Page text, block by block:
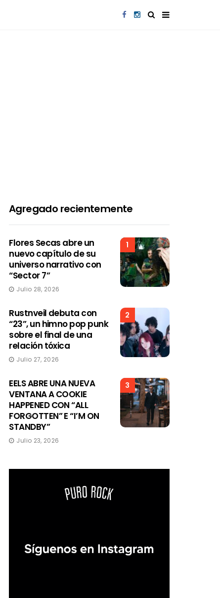
Agregado recientemente
1
Flores Secas abre un
nuevo capítulo de su
universo narrativo con
“Sector 7”
Julio 28, 2026
2
Rustnveil debuta con
“23”, un himno pop punk
sobre el final de una
relación tóxica
Julio 27, 2026
3
EELS ABRE UNA NUEVA
VENTANA A COOKIE
HAPPENED CON “ALL
FORGOTTEN” E “I’M ON
STANDBY”
Julio 23, 2026